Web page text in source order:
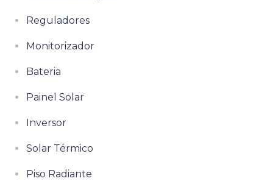
Reguladores
Monitorizador
Bateria
Painel Solar
Inversor
Solar Térmico
Piso Radiante